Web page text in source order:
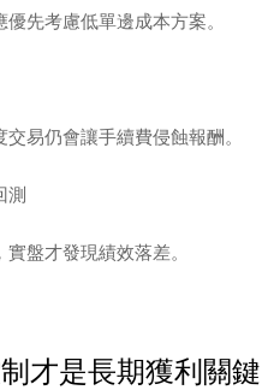
先考慮低單邊成本方案。
易仍會讓手續費侵蝕報酬。
測
盤才發現績效落差。
才是長期獲利關鍵